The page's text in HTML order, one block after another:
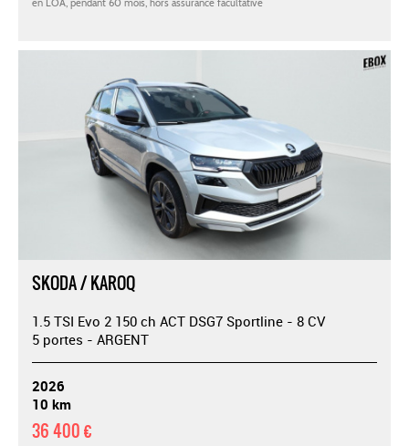
SKODA / KAROQ
1.5 TSI Evo 2 150 ch ACT DSG7 Sportline - 8 CV
5 portes - ARGENT
2026
10 km
36 400 €